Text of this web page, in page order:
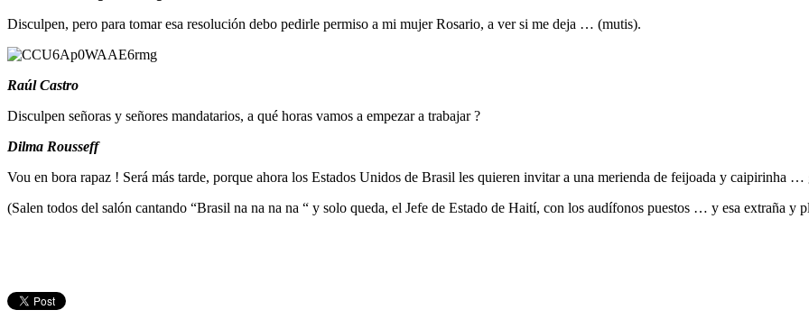
Disculpen, pero para tomar esa resolución debo pedirle permiso a mi mujer Rosario, a ver si me deja … (mutis).
Raúl Castro
Disculpen señoras y señores mandatarios, a qué horas vamos a empezar a trabajar ?
Dilma Rousseff
Vou en bora rapaz ! Será más tarde, porque ahora los Estados Unidos de Brasil les quieren invitar a una merienda de feijoada y caipirinha …
(Salen todos del salón cantando “Brasil na na na na “ y solo queda, el Jefe de Estado de Haití, con los audífonos puestos … y esa extraña y